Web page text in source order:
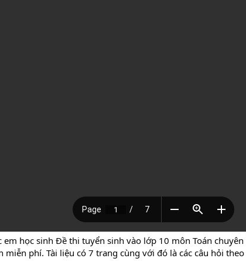
em học sinh Đề thi tuyển sinh vào lớp 10 môn Toán
phí. Tài liệu có 7 trang cùng với đó là các câu hỏi